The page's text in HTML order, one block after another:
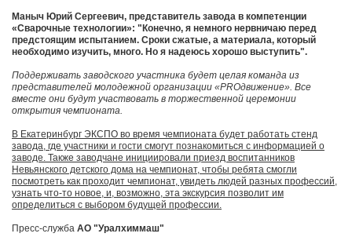
Маныч Юрий Сергеевич, представитель завода в компетенции
«Сварочные технологии»: "Конечно, я немного нервничаю перед
предстоящим испытанием. Сроки сжатые, а материала, который
необходимо изучить, много. Но я надеюсь хорошо выступить".
Поддерживать заводского участника будет целая команда из
представителей молодежной организации «PROдвижение». Все
вместе они будут участвовать в торжественной церемонии
открытия чемпионата.
В Екатеринбург ЭКСПО во время чемпионата будет работать стенд
завода, где участники и гости смогут познакомиться с информацией о
заводе. Также заводчане инициировали приезд воспитанников
Невьянского детского дома на чемпионат, чтобы ребята смогли
посмотреть как проходит чемпионат, увидеть людей разных профессий,
узнать что-то новое, и, возможно, эта экскурсия позволит им
определиться с выбором будущей профессии.
Пресс-служба АО "Уралхиммаш"